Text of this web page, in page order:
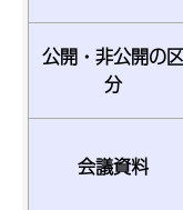
公開・非公開の区
分
会議資料